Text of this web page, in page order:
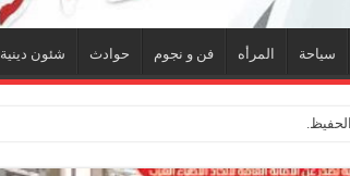
سياحة المرأه فن و نجوم حوادث شئون دينية
شراكة فنية ترسم م